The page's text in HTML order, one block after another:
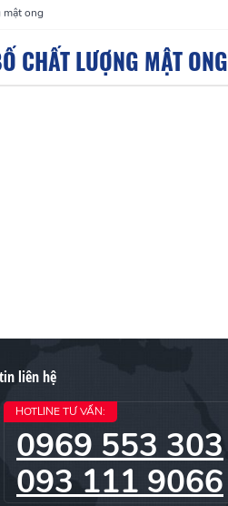
mật ong
CHẤT LƯỢNG MẬT ONG
liên hệ
HOTLINE TƯ VẤN:
0969 553 303
093 111 9066